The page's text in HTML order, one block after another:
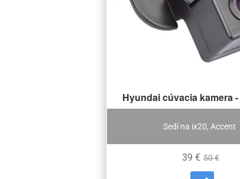
Sedí na ix20, Accent
Hyundai cúvacia kamera
39 € 50 €